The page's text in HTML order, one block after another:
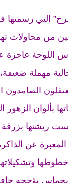
من محاولات
اللوحة عاجزة
مهملة
بألوان الزهور
ريشتها
عن
يؤججه